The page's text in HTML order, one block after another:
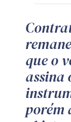
que o
assina
porém